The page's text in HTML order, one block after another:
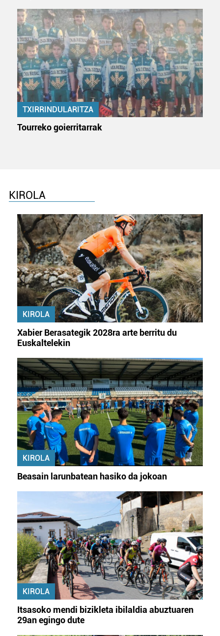
pertsonalizatuak eskaintzeko, iragarkiak eta edukia
neurtzeko, jendeari buruzko informazioa biltzeko eta
produktuak garatzeko. Zure datuak nork eta zertarako
erabiltzen dituen hauta dezakezu.
Bazkide batzuek ez dizute baimenik eskatzen, eta beren
interes komertzial legitimoetan babesten dira. Ikusi gure
bazkideen zerrenda, beren ustez zein helburutarako
duten interes legitimoa eta horren aurka nola egin
Webgune honek cookie propioak eta hirugarrenen cookie-
fitxategiak erabiltzen ditu. Zure esperientzia eta
zerbitzuak hobetzeko asmoz, cookie teknologiaz
baliatzen gara. Ohar hau onartuz gero, teknologia hori
erabiltzeko baimen esplizitua ematen diguzu.Gehiago
irakurri
TXIRRINDULARITZA
Tourreko goierritarrak
KIROLA
KIROLA
Xabier Berasategik 2028ra arte berritu du
Euskaltelekin
KIROLA
Beasain larunbatean hasiko da jokoan
KIROLA
Itsasoko mendi bizikleta ibilaldia abuztuaren
29an egingo dute